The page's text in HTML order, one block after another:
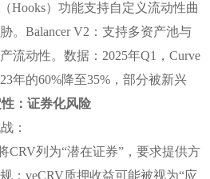
Hooks）功能支持自定义流动性曲
。Balancer V2：支持多资产池与
流动性。数据：2025年Q1，Curve
年的60%降至35%，部分被新兴
：证券化风险
：
CRV列为“潜在证券”，要求提供方
：veCRV质押收益可能被视为“应